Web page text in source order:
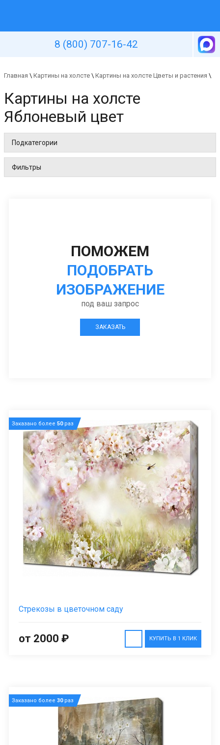
8 (800) 707-16-42
Главная \ Картины на холсте \ Картины на холсте Цветы и растения \
Картины на холсте
Яблоневый цвет
Подкатегории
Фильтры
ПОМОЖЕМ
ПОДОБРАТЬ
ИЗОБРАЖЕНИЕ
под ваш запрос
ЗАКАЗАТЬ
Заказано более 50раз
Стрекозы в цветочном саду
КУПИТЬ В 1 КЛИК
от 2000 ₽
Заказано более 30раз